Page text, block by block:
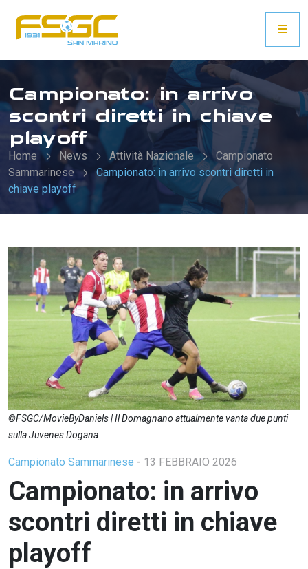
Campionato: in arrivo
scontri diretti in chiave
playoff
Home News Attività Nazionale
Campionato
Sammarinese
Campionato: in arrivo scontri diretti in
chiave playoff
©FSGC/MovieByDaniels | Il Domagnano attualmente vanta due punti
sulla Juvenes Dogana
Campionato Sammarinese - 13 FEBBRAIO 2026
Campionato: in arrivo
scontri diretti in chiave
playoff